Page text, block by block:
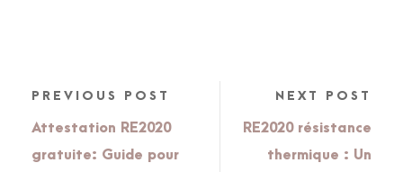
PREVIOUS POST
Attestation RE2020
gratuite: Guide pour
NEXT POST
RE2020 résistance
thermique : Un